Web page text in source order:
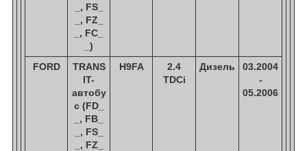
_, FS_
_, FZ_
_, FC_
_)
FORD
TRANS
IT-
автобу
с (FD_
_, FB_
_, FS_
_, FZ_
H9FA
2.4
TDCi
Дизель
03.2004
-
05.2006